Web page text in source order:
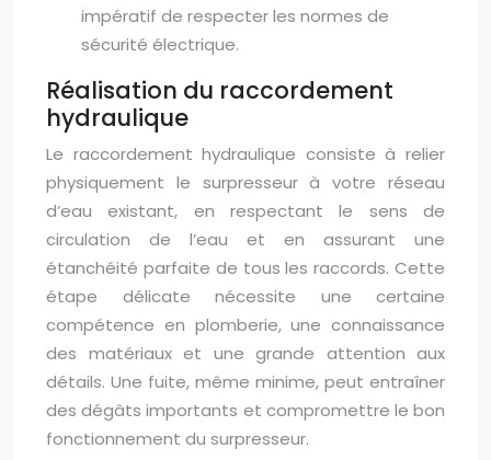
impératif de respecter les normes de
sécurité électrique.
Réalisation du raccordement
hydraulique
Le raccordement hydraulique consiste à relier
physiquement le surpresseur à votre réseau
d’eau existant, en respectant le sens de
circulation de l’eau et en assurant une
étanchéité parfaite de tous les raccords. Cette
étape délicate nécessite une certaine
compétence en plomberie, une connaissance
des matériaux et une grande attention aux
détails. Une fuite, même minime, peut entraîner
des dégâts importants et compromettre le bon
fonctionnement du surpresseur.